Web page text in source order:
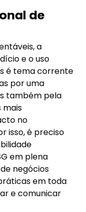
de
a
e o uso
é tema corrente
por uma
também pela
mais
no
isso, é preciso
em plena
negócios
em toda
e comunicar